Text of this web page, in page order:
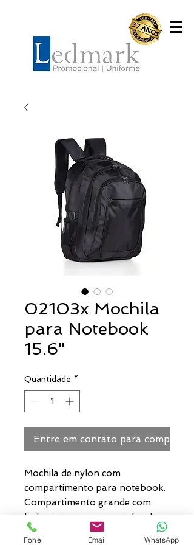
02103x Mochila
para Notebook
15.6"
Quantidade *
Entre em contato para comprar
Mochila de nylon com
compartimento para notebook.
Compartimento grande com
bolso interno para notebook
15.6 polegadas, dois
Fone Email WhatsApp